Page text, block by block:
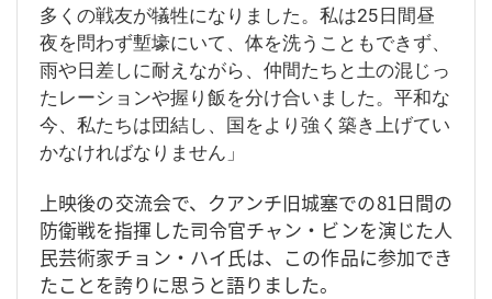
多くの戦友が犠牲になりました。私は25日間昼
夜を問わず塹壕にいて、体を洗うこともできず、
雨や日差しに耐えながら、仲間たちと土の混じっ
たレーションや握り飯を分け合いました。平和な
今、私たちは団結し、国をより強く築き上げてい
かなければなりません」
上映後の交流会で、クアンチ旧城塞での81日間の
防衛戦を指揮した司令官チャン・ビンを演じた人
民芸術家チョン・ハイ氏は、この作品に参加でき
たことを誇りに思うと語りました。